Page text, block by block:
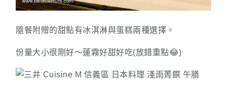
隨餐附贈的甜點有冰淇淋與蛋糕兩種選擇。
份量大小很剛好～蓮霧好甜好吃(放錯重點😂)